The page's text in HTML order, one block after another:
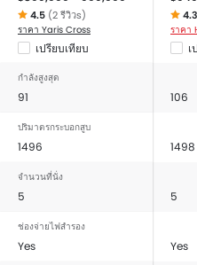
4.5 (2 รีวิวs)
ราคา Yaris Cross
เปรียบเทียบ
ราคา
กำลังสูงสุด
91 106
ปริมาตรกระบอกสูบ
1496 1498
จำนวนที่นั่ง
5 5
ช่องจ่ายไฟสำรอง
Yes Yes